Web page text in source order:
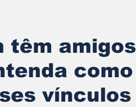
têm amigos
como
vínculos